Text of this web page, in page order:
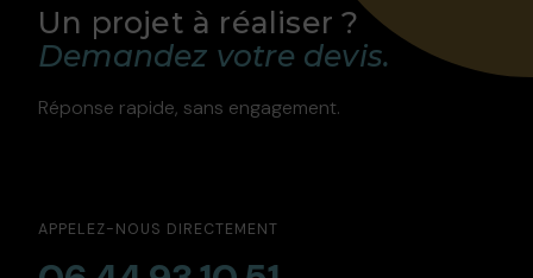
Un projet à réaliser ?
Demandez votre devis.
Réponse rapide, sans engagement.
APPELEZ-NOUS DIRECTEMENT